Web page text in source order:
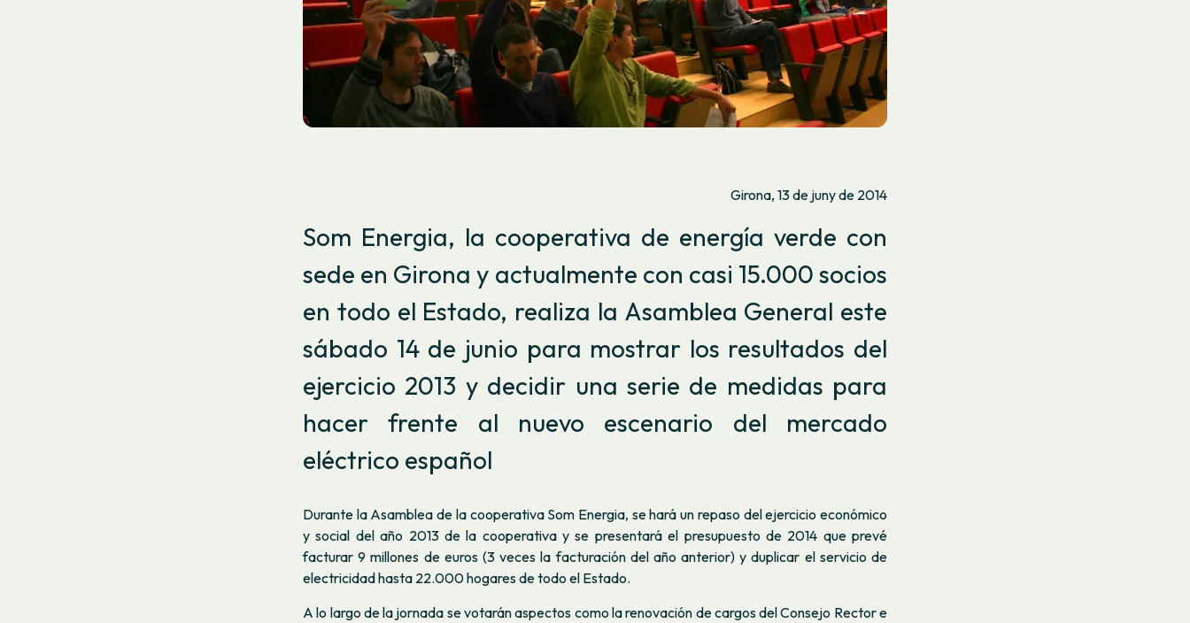
Girona, 13 de juny de 2014
Som Energia, la cooperativa de energía verde con
sede en Girona y actualmente con casi 15.000 socios
en todo el Estado, realiza la Asamblea General este
sábado 14 de junio para mostrar los resultados del
ejercicio 2013 y decidir una serie de medidas para
hacer frente al nuevo escenario del mercado
eléctrico español
Durante la Asamblea de la cooperativa Som Energia, se hará un repaso del ejercicio económico
y social del año 2013 de la cooperativa y se presentará el presupuesto de 2014 que prevé
facturar 9 millones de euros (3 veces la facturación del año anterior) y duplicar el servicio de
electricidad hasta 22.000 hogares de todo el Estado.
A lo largo de la jornada se votarán aspectos como la renovación de cargos del Consejo Rector e